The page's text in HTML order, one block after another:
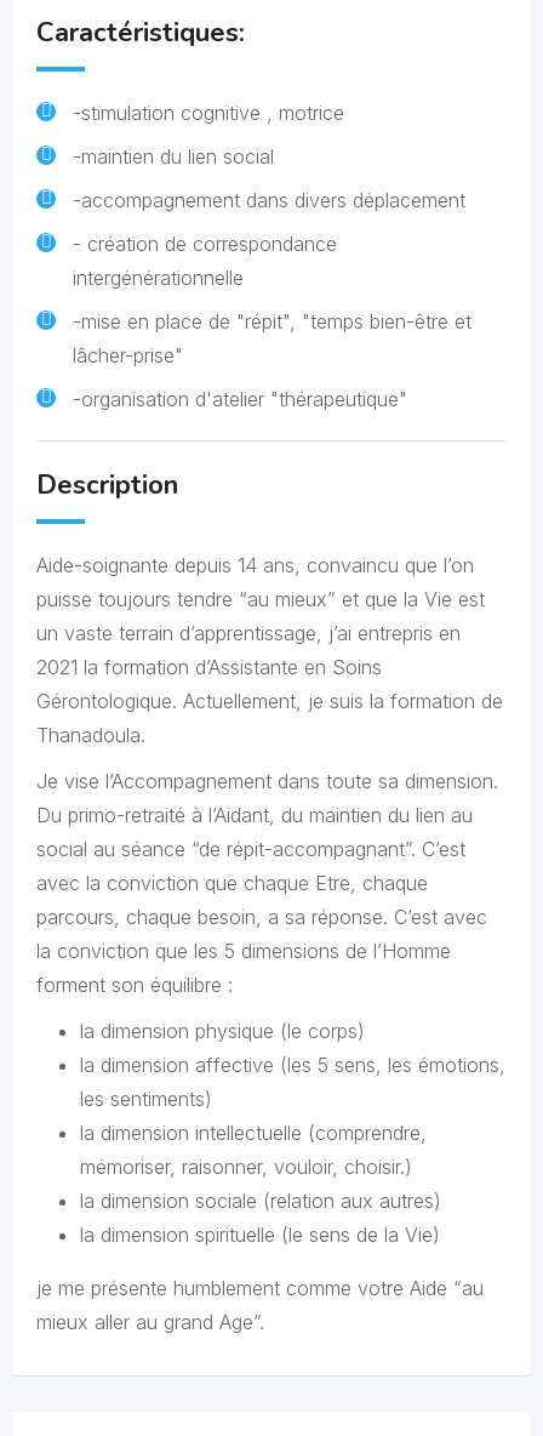
Caractéristiques:
-stimulation cognitive , motrice
-maintien du lien social
-accompagnement dans divers déplacement
- création de correspondance
intergénérationnelle
-mise en place de "répit", "temps bien-être et
lâcher-prise"
-organisation d'atelier "thérapeutique"
Description
Aide-soignante depuis 14 ans, convaincu que l’on
puisse toujours tendre “au mieux” et que la Vie est
un vaste terrain d’apprentissage, j’ai entrepris en
2021 la formation d’Assistante en Soins
Gérontologique. Actuellement, je suis la formation de
Thanadoula.
Je vise l’Accompagnement dans toute sa dimension.
Du primo-retraité à l’Aidant, du maintien du lien au
social au séance “de répit-accompagnant”. C’est
avec la conviction que chaque Etre, chaque
parcours, chaque besoin, a sa réponse. C’est avec
la conviction que les 5 dimensions de l’Homme
forment son équilibre :
la dimension physique (le corps)
la dimension affective (les 5 sens, les émotions,
les sentiments)
la dimension intellectuelle (comprendre,
mémoriser, raisonner, vouloir, choisir.)
la dimension sociale (relation aux autres)
la dimension spirituelle (le sens de la Vie)
je me présente humblement comme votre Aide “au
mieux aller au grand Age”.